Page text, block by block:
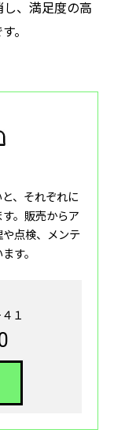
、満足度の高
。
、それぞれに
。販売からア
点検、メンテ
す。
１